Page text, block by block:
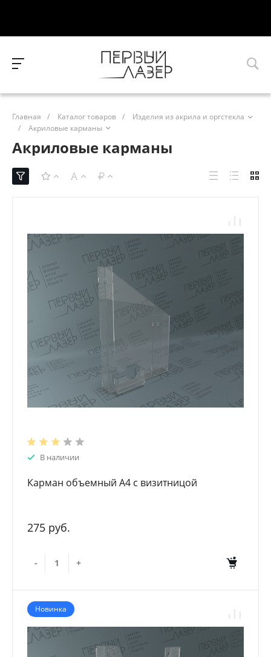
Главная / Каталог товаров /
Изделия из акрила и оргстекла
/
Акриловые карманы
Акриловые карманы
В наличии
Карман объемный А4 с визитницой
275 руб.
- +
Новинка